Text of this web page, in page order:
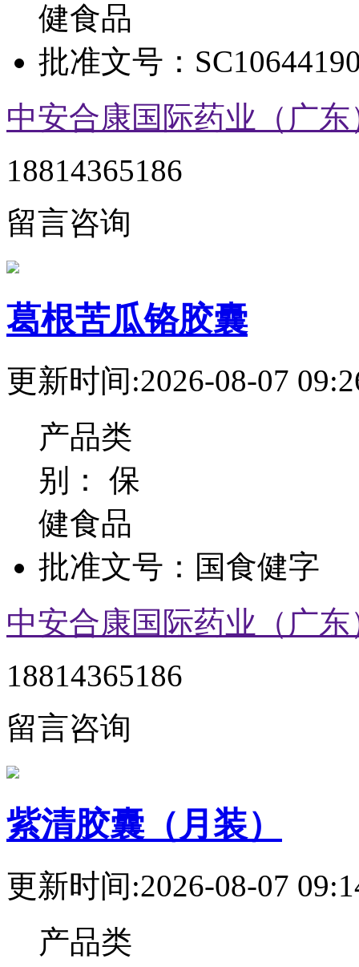
健食品
批准文号：
中安合康国际药业（广
18814365186
留言咨询
葛根苦瓜铬胶囊
更新时间:2026-08-07
产品类
别： 保
健食品
批准文号： 国食健字
中安合康国际药业（广
18814365186
留言咨询
紫清胶囊（月装）
更新时间:2026-08-07
产品类